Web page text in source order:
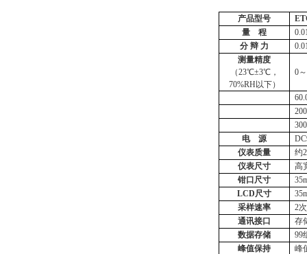
产品型号
量
程
分 辩 力
测量精度
（23℃±3℃，
70%RH以下）
0～
200
电
源 DC
仪表质量
约
仪表尺寸
高
钳口尺寸
LCD尺寸
采样速率
2
通讯接口
存
数据存储
99
峰值保持
峰